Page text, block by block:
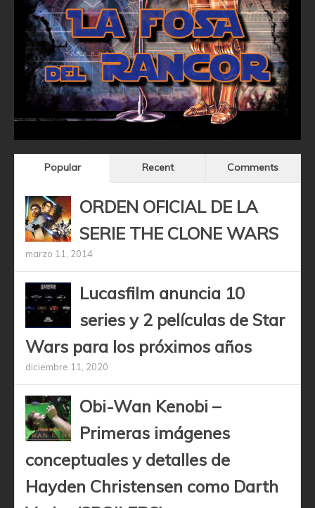
Popular Recent Comments
ORDEN OFICIAL DE LA
SERIE THE CLONE WARS
marzo 11, 2014
Lucasfilm anuncia 10
series y 2 películas de Star
Wars para los próximos años
diciembre 11, 2020
Obi-Wan Kenobi –
Primeras imágenes
conceptuales y detalles de
Hayden Christensen como Darth